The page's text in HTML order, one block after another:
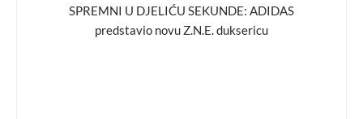
SPREMNI U DJELIĆU SEKUNDE: ADIDAS
predstavio novu Z.N.E. duksericu